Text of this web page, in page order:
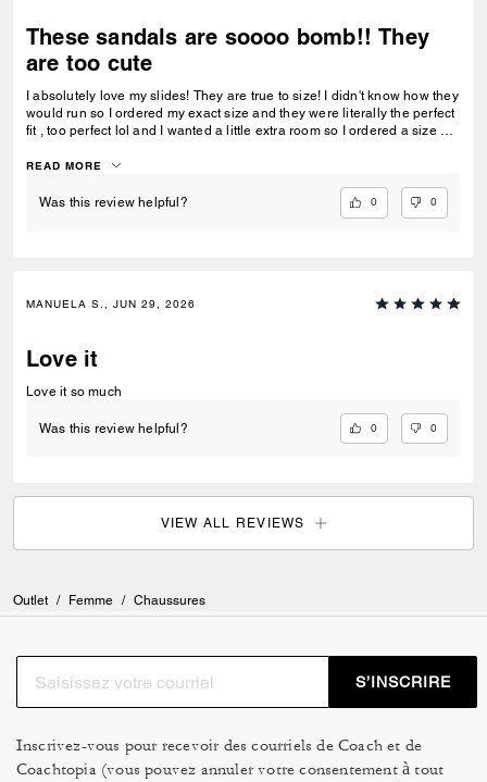
These sandals are soooo bomb!! They
are too cute
I absolutely love my slides! They are true to size! I didn't know how they
would run so I ordered my exact size and they were literally the perfect
fit , too perfect lol and I wanted a little extra room so I ordered a size up
READ MORE
Was this review helpful? 0 0
MANUELA S., JUN 29, 2026
Love it
Love it so much
Was this review helpful? 0 0
VIEW ALL REVIEWS
Outlet / Femme / Chaussures
S’INSCRIRE
Inscrivez-vous pour recevoir des courriels de Coach et de
Coachtopia (vous pouvez annuler votre consentement à tout